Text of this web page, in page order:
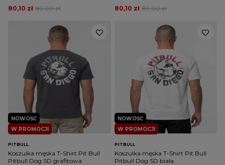
89,00 zł
80,10 zł
89,00 zł
80,10 zł
W PROMOCJI
NOWOŚĆ
PITBULL
Koszulka męska T-Shirt Pit Bull
Pitbull Dog SD grafitowa
W PROMOCJI
NOWOŚĆ
PITBULL
Koszulka męska T-Shirt Pit Bull
Pitbull Dog SD biała